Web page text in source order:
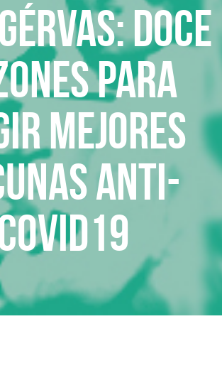
Doce
para
mejores
anti-